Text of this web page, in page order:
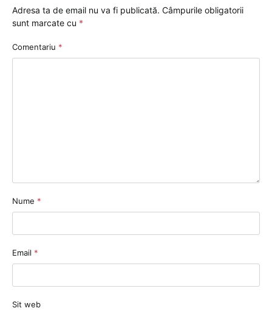
Adresa ta de email nu va fi publicată. Câmpurile obligatorii
sunt marcate cu *
Comentariu *
Nume *
Email *
Sit web